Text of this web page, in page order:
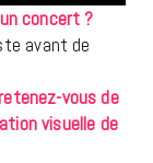
concert ?
avant de
vous de
visuelle de